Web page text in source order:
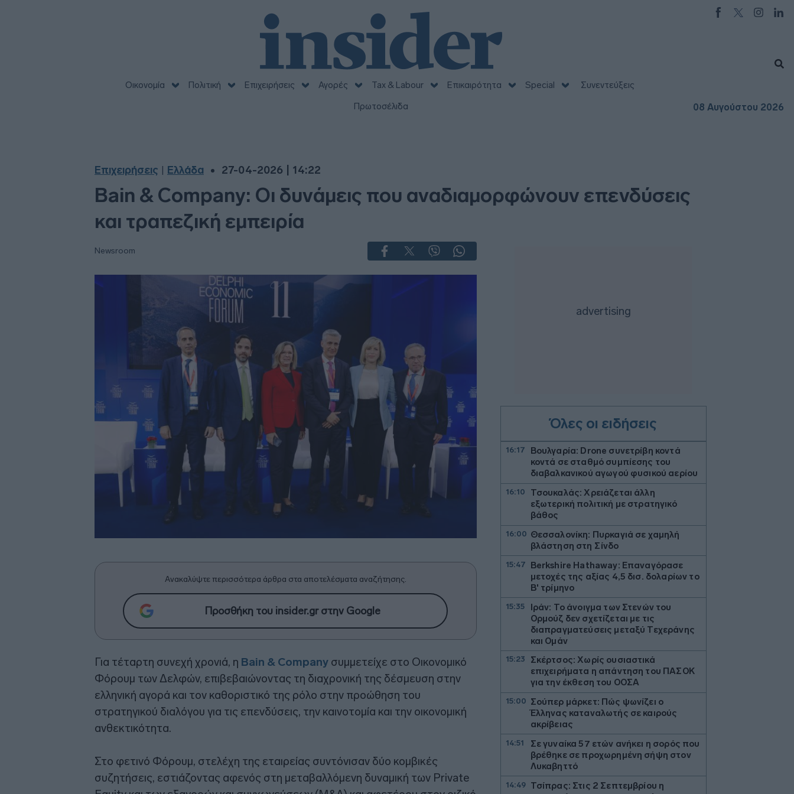
Οικονομία Πολιτική Επιχειρήσεις Αγορές Tax & Labour Επικαιρότητα Special
Συνεντεύξεις
Πρωτοσέλιδα
08 Αυγούστου 2026
Επιχειρήσεις Ελλάδα 27-04-2026 | 14:22
Bain & Company: Οι δυνάμεις που αναδιαμορφώνουν επενδύσεις
και τραπεζική εμπειρία
Newsroom
Ανακαλύψτε περισσότερα άρθρα στα αποτελέσματα αναζήτησης.
Προσθήκη του insider.gr στην Google
Για τέταρτη συνεχή χρονιά, η Bain & Company συμμετείχε στο Οικονομικό
Φόρουμ των Δελφών, επιβεβαιώνοντας τη διαχρονική της δέσμευση στην
ελληνική αγορά και τον καθοριστικό της ρόλο στην προώθηση του
στρατηγικού διαλόγου για τις επενδύσεις, την καινοτομία και την οικονομική
ανθεκτικότητα.
Στο φετινό Φόρουμ, στελέχη της εταιρείας συντόνισαν δύο κομβικές
συζητήσεις, εστιάζοντας αφενός στη μεταβαλλόμενη δυναμική των Private
Όλες οι ειδήσεις
16:17
Βουλγαρία: Drone συνετρίβη κοντά
κοντά σε σταθμό συμπίεσης του
διαβαλκανικού αγωγού φυσικού αερίου
16:10
Τσουκαλάς: Xρειάζεται άλλη
εξωτερική πολιτική με στρατηγικό
βάθος
16:00 Θεσσαλονίκη: Πυρκαγιά σε χαμηλή
βλάστηση στη Σίνδο
15:47
Berkshire Hathaway: Επαναγόρασε
μετοχές της αξίας 4,5 δισ. δολαρίων το
Β' τρίμηνο
15:35
Ιράν: Το άνοιγμα των Στενών του
Ορμούζ δεν σχετίζεται με τις
διαπραγματεύσεις μεταξύ Τεχεράνης
και Ομάν
15:23
Σκέρτσος: Χωρίς ουσιαστικά
επιχειρήματα η απάντηση του ΠΑΣΟΚ
για την έκθεση του ΟΟΣΑ
15:00 Σούπερ μάρκετ: Πώς ψωνίζει ο
Έλληνας καταναλωτής σε καιρούς
ακρίβειας
14:51
Σε γυναίκα 57 ετών ανήκει η σορός που
βρέθηκε σε προχωρημένη σήψη στον
Λυκαβηττό
14:49
Τσίπρας: Στις 2 Σεπτεμβρίου η